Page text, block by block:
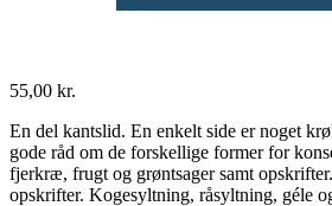
55,00 kr.
En del kantslid. En enkelt side er noget
gode råd om de forskellige former for
fjerkræ, frugt og grøntsager samt
opskrifter. Kogesyltning, råsyltning, géle